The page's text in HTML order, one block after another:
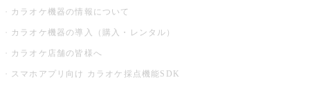
カラオケ機器の情報について
カラオケ機器の導入（購入・レンタル）
カラオケ店舗の皆様へ
スマホアプリ向け カラオケ採点機能SDK